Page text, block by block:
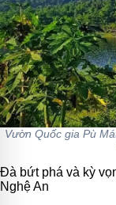
Vườn Quốc gia Pù
Đà bứt phá và kỳ
Nghệ An